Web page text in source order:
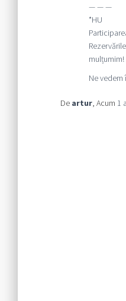
— — —
*HU
mulțumim!
Ne vedem
De artur , Acum 1